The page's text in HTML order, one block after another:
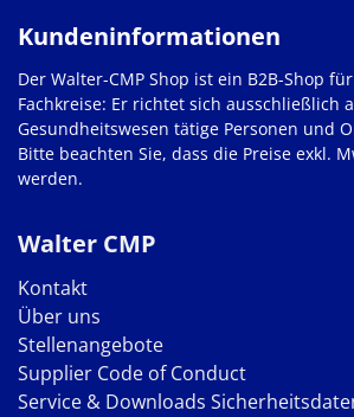
Walter CMP
Kontakt
Über uns
Stellenangebote
Supplier Code of Conduct
Service & Downloads
Kundeninformationen
Der Walter-CMP Shop ist ein B2B-Shop
Fachkreise: Er richtet sich ausschließlich
Gesundheitswesen tätige Personen und
Bitte beachten Sie, dass die Preise exkl.
werden.